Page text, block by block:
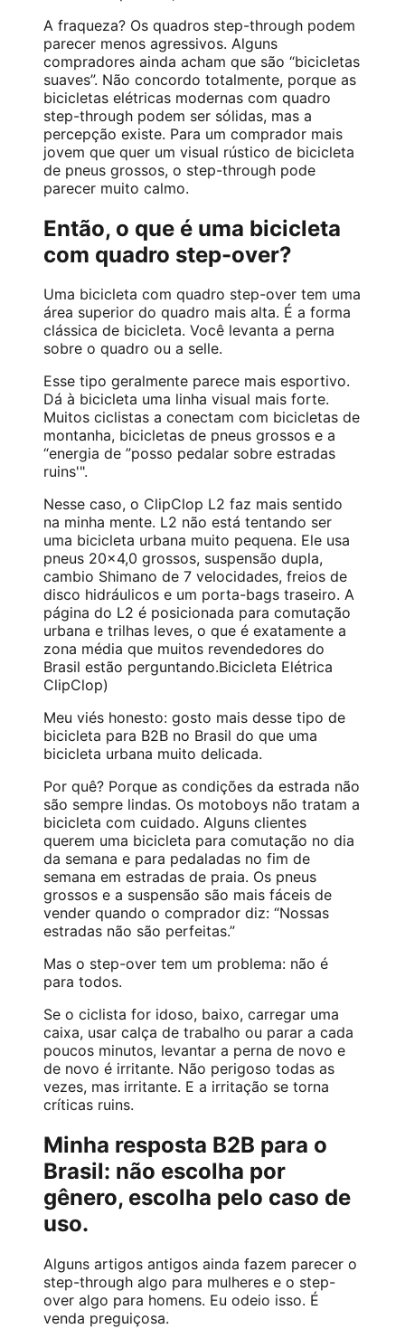
A fraqueza? Os quadros step-through podem
parecer menos agressivos. Alguns
compradores ainda acham que são “bicicletas
suaves”. Não concordo totalmente, porque as
bicicletas elétricas modernas com quadro
step-through podem ser sólidas, mas a
percepção existe. Para um comprador mais
jovem que quer um visual rústico de bicicleta
de pneus grossos, o step-through pode
parecer muito calmo.
Então, o que é uma bicicleta
com quadro step-over?
Uma bicicleta com quadro step-over tem uma
área superior do quadro mais alta. É a forma
clássica de bicicleta. Você levanta a perna
sobre o quadro ou a selle.
Esse tipo geralmente parece mais esportivo.
Dá à bicicleta uma linha visual mais forte.
Muitos ciclistas a conectam com bicicletas de
montanha, bicicletas de pneus grossos e a
“energia de ”posso pedalar sobre estradas
ruins'".
Nesse caso, o ClipClop L2 faz mais sentido
na minha mente. L2 não está tentando ser
uma bicicleta urbana muito pequena. Ele usa
pneus 20×4,0 grossos, suspensão dupla,
cambio Shimano de 7 velocidades, freios de
disco hidráulicos e um porta-bags traseiro. A
página do L2 é posicionada para comutação
urbana e trilhas leves, o que é exatamente a
zona média que muitos revendedores do
Brasil estão perguntando.Bicicleta Elétrica
ClipClop)
Meu viés honesto: gosto mais desse tipo de
bicicleta para B2B no Brasil do que uma
bicicleta urbana muito delicada.
Por quê? Porque as condições da estrada não
são sempre lindas. Os motoboys não tratam a
bicicleta com cuidado. Alguns clientes
querem uma bicicleta para comutação no dia
da semana e para pedaladas no fim de
semana em estradas de praia. Os pneus
grossos e a suspensão são mais fáceis de
vender quando o comprador diz: “Nossas
estradas não são perfeitas.”
Mas o step-over tem um problema: não é
para todos.
Se o ciclista for idoso, baixo, carregar uma
caixa, usar calça de trabalho ou parar a cada
poucos minutos, levantar a perna de novo e
de novo é irritante. Não perigoso todas as
vezes, mas irritante. E a irritação se torna
críticas ruins.
Minha resposta B2B para o
Brasil: não escolha por
gênero, escolha pelo caso de
uso.
Alguns artigos antigos ainda fazem parecer o
step-through algo para mulheres e o step-
over algo para homens. Eu odeio isso. É
venda preguiçosa.